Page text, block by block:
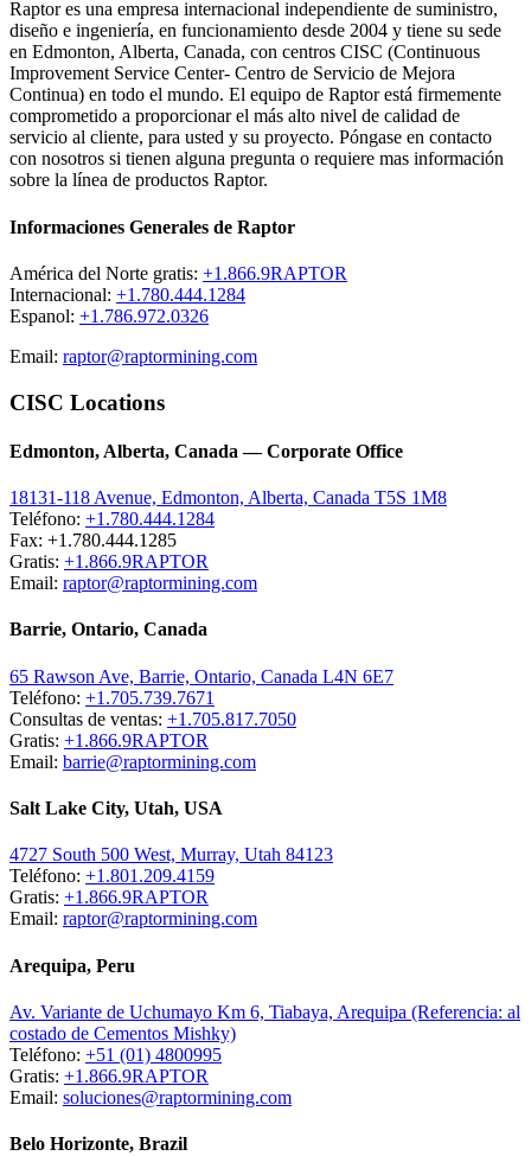
Raptor es una empresa internacional independiente de suministro,
diseño e ingeniería, en funcionamiento desde 2004 y tiene su sede
en Edmonton, Alberta, Canada, con centros CISC (Continuous
Improvement Service Center- Centro de Servicio de Mejora
Continua) en todo el mundo. El equipo de Raptor está firmemente
comprometido a proporcionar el más alto nivel de calidad de
servicio al cliente, para usted y su proyecto. Póngase en contacto
con nosotros si tienen alguna pregunta o requiere mas información
sobre la línea de productos Raptor.
Informaciones Generales de Raptor
América del Norte gratis: +1.866.9RAPTOR
Internacional: +1.780.444.1284
Espanol: +1.786.972.0326
Email: raptor@raptormining.com
CISC Locations
Edmonton, Alberta, Canada — Corporate Office
18131-118 Avenue, Edmonton, Alberta, Canada T5S 1M8
Teléfono: +1.780.444.1284
Fax: +1.780.444.1285
Gratis: +1.866.9RAPTOR
Email: raptor@raptormining.com
Barrie, Ontario, Canada
65 Rawson Ave, Barrie, Ontario, Canada L4N 6E7
Teléfono: +1.705.739.7671
Consultas de ventas: +1.705.817.7050
Gratis: +1.866.9RAPTOR
Email: barrie@raptormining.com
Salt Lake City, Utah, USA
4727 South 500 West, Murray, Utah 84123
Teléfono: +1.801.209.4159
Gratis: +1.866.9RAPTOR
Email: raptor@raptormining.com
Arequipa, Peru
Av. Variante de Uchumayo Km 6, Tiabaya, Arequipa (Referencia: al
costado de Cementos Mishky)
Teléfono: +51 (01) 4800995
Gratis: +1.866.9RAPTOR
Email: soluciones@raptormining.com
Belo Horizonte, Brazil